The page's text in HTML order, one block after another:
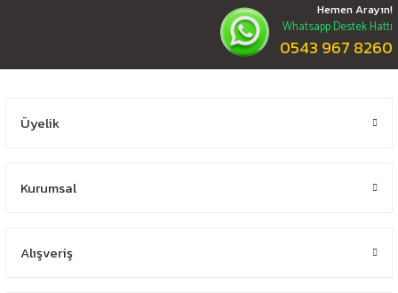
Hemen Arayın!
Whatsapp Destek Hattı
0543 967 8260
Üyelik
Kurumsal
Alışveriş